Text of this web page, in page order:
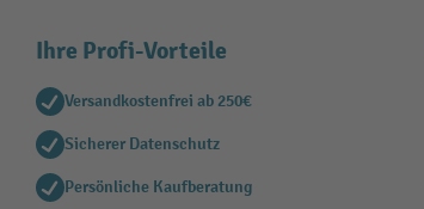
Ihre Profi-Vorteile
Versandkostenfrei ab 250€
Sicherer Datenschutz
Persönliche Kaufberatung